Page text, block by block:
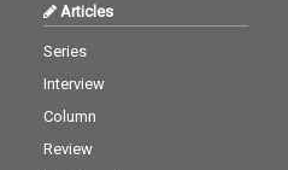
Articles
Series
Interview
Column
Review